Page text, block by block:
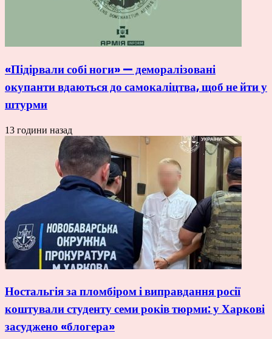
«Підірвали собі ноги» — деморалізовані
окупанти вдаються до самокаліцтва, щоб не йти у
штурми
13 години назад
Ностальгія за пломбіром і виправдання росії
коштували студенту семи років тюрми: у Харкові
засуджено «блогера»